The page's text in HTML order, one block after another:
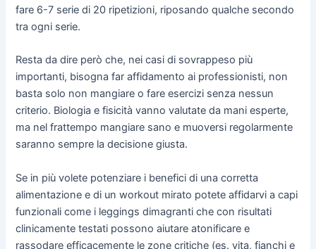
fare 6-7 serie di 20 ripetizioni, riposando qualche secondo
tra ogni serie.
Resta da dire però che, nei casi di sovrappeso più
importanti, bisogna far affidamento ai professionisti, non
basta solo non mangiare o fare esercizi senza nessun
criterio. Biologia e fisicità vanno valutate da mani esperte,
ma nel frattempo mangiare sano e muoversi regolarmente
saranno sempre la decisione giusta.
Se in più volete potenziare i benefici di una corretta
alimentazione e di un workout mirato potete affidarvi a capi
funzionali come i leggings dimagranti che con risultati
clinicamente testati possono aiutare atonificare e
rassodare efficacemente le zone critiche (es. vita, fianchi e